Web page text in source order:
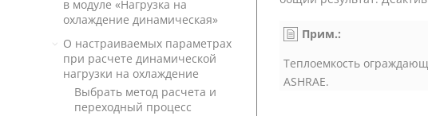
в модуле «Нагрузка на
охлаждение динамическая»
О настраиваемых параметрах
при расчете динамической
нагрузки на охлаждение
Выбрать метод расчета и
переходный процесс
Прим.:
Теплоемкость
ASHRAE.